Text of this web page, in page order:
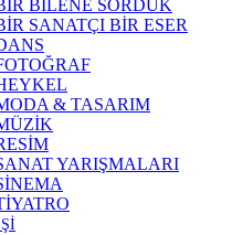
BİLENE SORDUK
SANATÇI BİR ESER
& TASARIM
YARIŞMALARI